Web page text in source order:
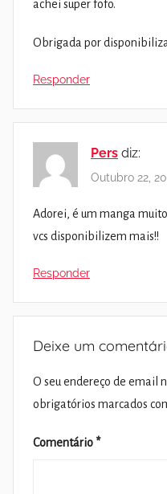
achei super fofo.
Obrigada por
Responder
Pers diz:
Outubro 22,
Adorei, é um manga
vcs disponibilizem mais!!
Responder
Deixe um
O seu endereço de email
obrigatórios marcados
Comentário *